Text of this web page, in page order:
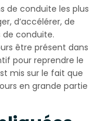
de conduite les plus
d’accélérer, de
de conduite.
être présent dans
pour reprendre le
mis sur le fait que
en grande partie